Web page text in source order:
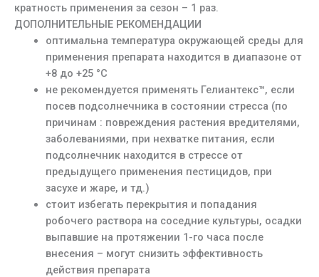
кратность применения за сезон – 1 раз.
ДОПОЛНИТЕЛЬНЫЕ РЕКОМЕНДАЦИИ
оптимальна температура окружающей среды для
применения препарата находится в диапазоне от
+8 до +25 °С
не рекомендуется применять Гелиантекс™, если
посев подсолнечника в состоянии стресса (по
причинам : повреждения растения вредителями,
заболеваниями, при нехватке питания, если
подсолнечник находится в стрессе от
предыдущего применения пестицидов, при
засухе и жаре, и тд.)
стоит избегать перекрытия и попадания
робочего раствора на соседние культуры, осадки
выпавшие на протяжении 1-го часа после
внесения – могут снизить эффективность
действия препарата